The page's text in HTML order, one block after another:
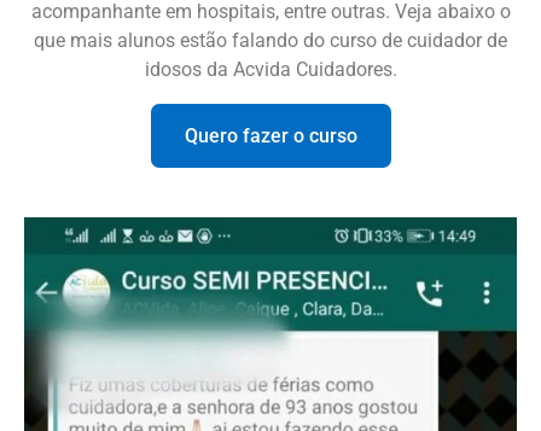
acompanhante em hospitais, entre outras. Veja abaixo o
que mais alunos estão falando do curso de cuidador de
idosos da Acvida Cuidadores.
Quero fazer o curso